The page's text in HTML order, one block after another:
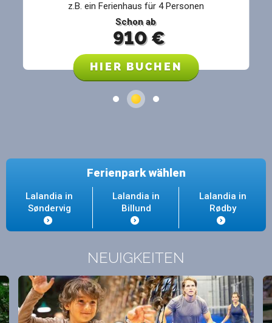
z.B. ein Ferienhaus für 4 Personen
Schon ab
910€
HIER BUCHEN
Ferienpark wählen
Lalandia in
Søndervig
Lalandia in
Billund
Lalandia in
Rødby
NEUIGKEITEN